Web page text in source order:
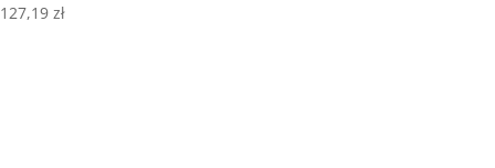
127,19 zł